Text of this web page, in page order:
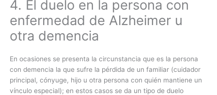
4. El duelo en la persona con
enfermedad de Alzheimer u
otra demencia
En ocasiones se presenta la circunstancia que es la persona
con demencia la que sufre la pérdida de un familiar (cuidador
principal, cónyuge, hijo u otra persona con quién mantiene un
vínculo especial); en estos casos se da un tipo de duelo